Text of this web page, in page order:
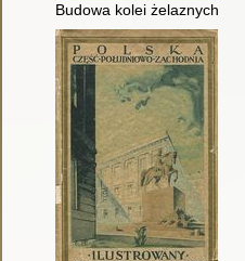
Budowa kolei żelaznych. T. 1